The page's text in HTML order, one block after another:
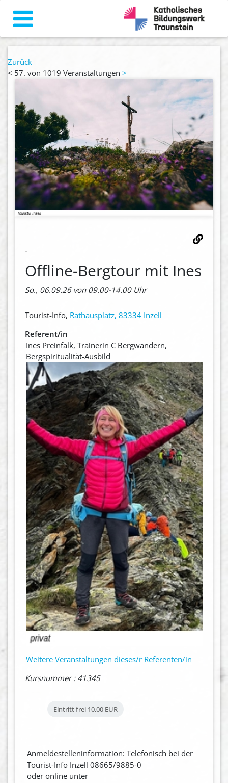
Zurück
< 57. von 1019 Veranstaltungen >
Offline-Bergtour mit Ines
So., 06.09.26 von 09.00-14.00 Uhr
Tourist-Info, Rathausplatz, 83334 Inzell
Referent/in
Ines Preinfalk, Trainerin C Bergwandern,
Bergspiritualität-Ausbild
Weitere Veranstaltungen dieses/r Referenten/in
Kursnummer : 41345
Eintritt frei 10,00 EUR
Anmeldestelleninformation: Telefonisch bei der
Tourist-Info Inzell 08665/9885-0
oder online unter